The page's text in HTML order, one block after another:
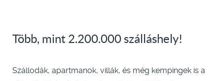
Több, mint 2.200.000 szálláshely!
Szállodák, apartmanok, villák, és még kempingek is a